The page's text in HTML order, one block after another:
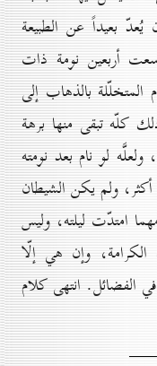
بعيداً عن الطبيعة
أربعين نومة ذات
بالذهاب إلى
كلّه تبقى منها برهة
لو نام بعد نومته
أكثر، ولم يكن الشيطان
امتدّت ليلته، وليس
وإن هي إلّا
الفضائل. انتهى كلام